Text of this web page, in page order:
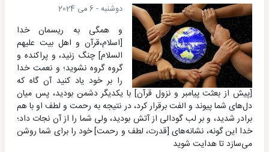
دوشنبه - 6 می 2024
و همگى به ریسمان خدا
[اسلام،قرآن و اهل بیت علیهم
السلام‌] چنگ زنید، و پراکنده و
گروه گروه نشوید؛ و نعمت خدا
را بر خود یاد کنید آن گاه که
[پیش از بعثت پیامبر و نزول قرآن‌] با یکدیگر دشمن بودید، پس میان
دل‌هاى شما پیوند و الفت برقرار کرد، در نتیجه به رحمت و لطف او با هم
برادر شدید، و بر لب گودالى از آتش بودید، ولى شما را از آن نجات داد؛
خدا این گونه، نشانه‌هاى [قدرت، لطف و رحمت‌] خود را براى شما روشن
مى‌سازد تا هدایت شوید